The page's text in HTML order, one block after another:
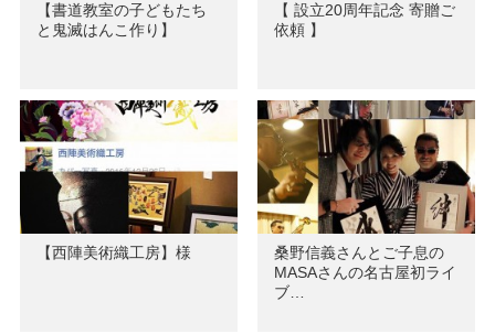
【書道教室の子どもたち
と鬼滅はんこ作り】
【 設立20周年記念 寄贈ご
依頼 】
【西陣美術織工房】様
桑野信義さんとご子息の
MASAさんの名古屋初ライ
ブ…